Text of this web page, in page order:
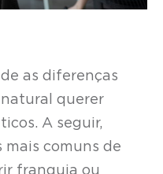
as diferenças
natural querer
A seguir,
mais comuns de
franquia ou